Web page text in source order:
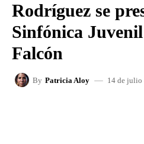
Rodríguez se
Sinfónica
Falcón
By Patricia Aloy 14 de julio